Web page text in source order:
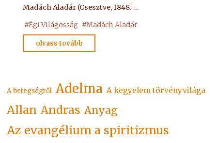
Madách Aladár (Csesztve, 1848. …
#Égi Világosság #Madách Aladár
olvass tovább
Aladár"
A betegségről Adelma A kegyelem törvényvilága
Allan Andras Anyag
Az evangélium a spiritizmus